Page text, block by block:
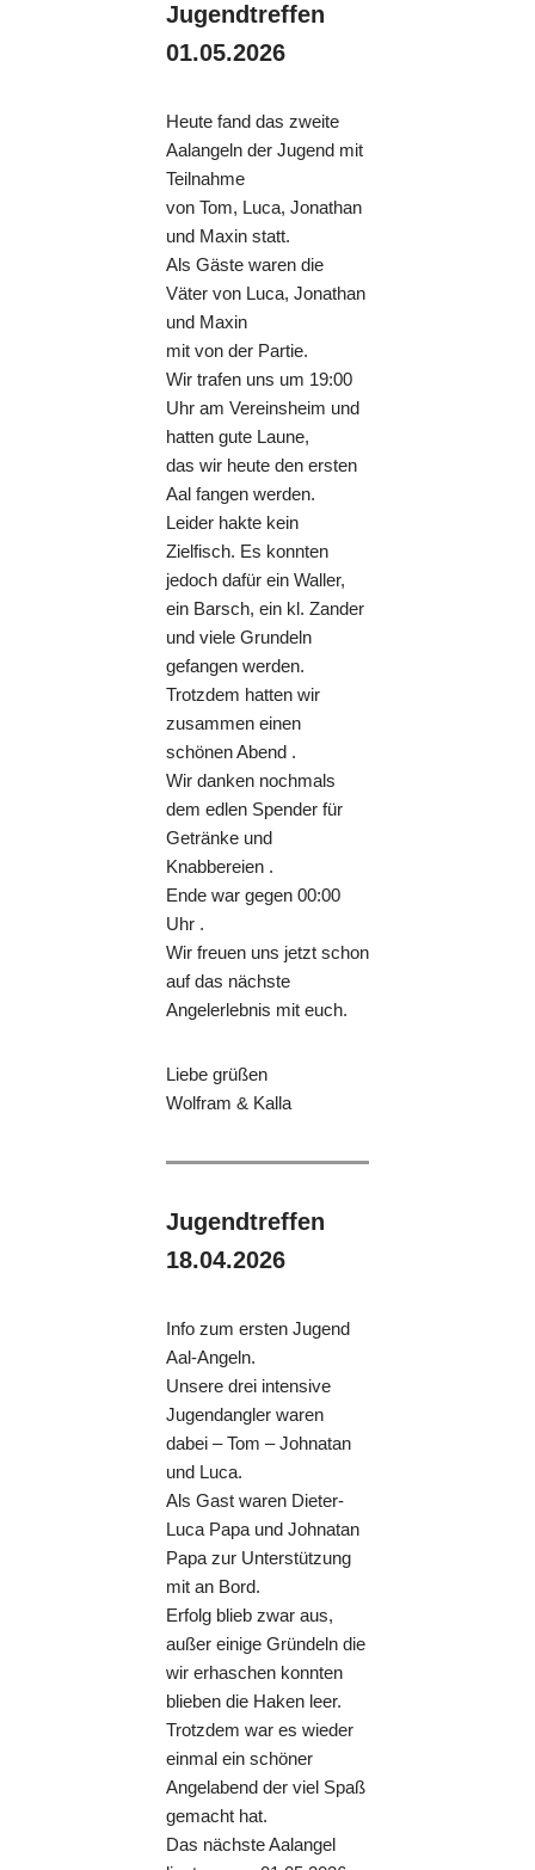
Jugendtreffen
01.05.2026
Heute fand das zweite
Aalangeln der Jugend mit
Teilnahme
von Tom, Luca, Jonathan
und Maxin statt.
Als Gäste waren die
Väter von Luca, Jonathan
und Maxin
mit von der Partie.
Wir trafen uns um 19:00
Uhr am Vereinsheim und
hatten gute Laune,
das wir heute den ersten
Aal fangen werden.
Leider hakte kein
Zielfisch. Es konnten
jedoch dafür ein Waller,
ein Barsch, ein kl. Zander
und viele Grundeln
gefangen werden.
Trotzdem hatten wir
zusammen einen
schönen Abend .
Wir danken nochmals
dem edlen Spender für
Getränke und
Knabbereien .
Ende war gegen 00:00
Uhr .
Wir freuen uns jetzt schon
auf das nächste
Angelerlebnis mit euch.
Liebe grüßen
Wolfram & Kalla
Jugendtreffen
18.04.2026
Info zum ersten Jugend
Aal-Angeln.
Unsere drei intensive
Jugendangler waren
dabei – Tom – Johnatan
und Luca.
Als Gast waren Dieter-
Luca Papa und Johnatan
Papa zur Unterstützung
mit an Bord.
Erfolg blieb zwar aus,
außer einige Gründeln die
wir erhaschen konnten
blieben die Haken leer.
Trotzdem war es wieder
einmal ein schöner
Angelabend der viel Spaß
gemacht hat.
Das nächste Aalangel